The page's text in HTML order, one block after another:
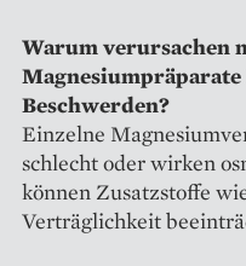
Warum verursachen
Beschwerden?
Einzelne
schlecht oder wirken
können Zusatzstoffe
Verträglichkeit